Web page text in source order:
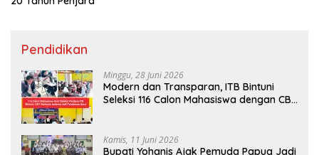
Pendidikan
Minggu, 28 Juni 2026
Modern dan Transparan, ITB Bintuni
Seleksi 116 Calon Mahasiswa dengan CBT
Kamis, 11 Juni 2026
Bupati Yohanis Ajak Pemuda Papua Jadi